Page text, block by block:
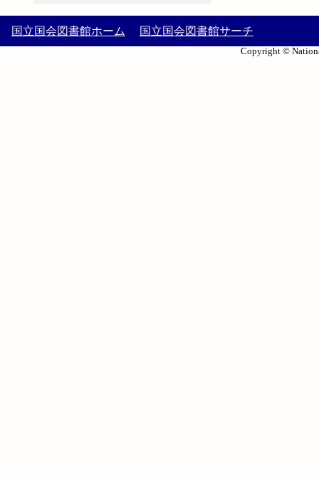
国立国会図書館ホーム 国立国会図書館サーチ
Copyright ©